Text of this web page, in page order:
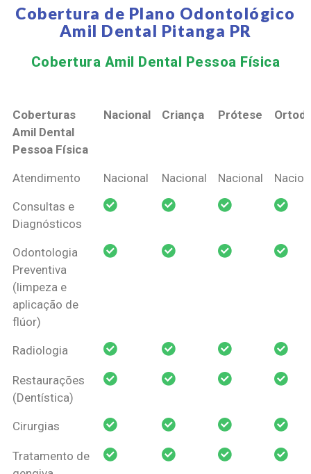
Cobertura de Plano Odontológico
Amil Dental Pitanga PR
Cobertura Amil Dental Pessoa Física​
Coberturas
Amil Dental
Pessoa Física
Nacional Criança Prótese
Coberturas
Pessoa Física
Nacional Criança Prótese
Atendimento Nacional Nacional Nacional
Consultas e
Diagnósticos
Odontologia
Preventiva
(limpeza e
aplicação de
flúor)
Radiologia
Restaurações
(Dentística)
Cirurgias
Tratamento de